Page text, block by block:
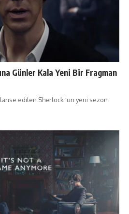
Günler Kala Yeni Bir Fragman
edilen Sherlock 'un yeni sezon